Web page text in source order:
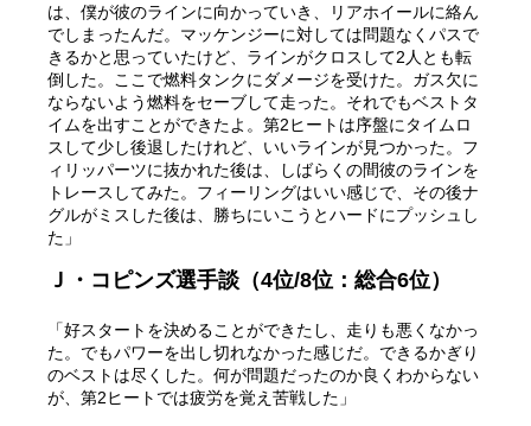
は、僕が彼のラインに向かっていき、リアホイールに絡ん
でしまったんだ。マッケンジーに対しては問題なくパスで
きるかと思っていたけど、ラインがクロスして2人とも転
倒した。ここで燃料タンクにダメージを受けた。ガス欠に
ならないよう燃料をセーブして走った。それでもベストタ
イムを出すことができたよ。第2ヒートは序盤にタイムロ
スして少し後退したけれど、いいラインが見つかった。フ
ィリッパーツに抜かれた後は、しばらくの間彼のラインを
トレースしてみた。フィーリングはいい感じで、その後ナ
グルがミスした後は、勝ちにいこうとハードにプッシュし
た」
Ｊ・コピンズ選手談（4位/8位：総合6位）
「好スタートを決めることができたし、走りも悪くなかっ
た。でもパワーを出し切れなかった感じだ。できるかぎり
のベストは尽くした。何が問題だったのか良くわからない
が、第2ヒートでは疲労を覚え苦戦した」